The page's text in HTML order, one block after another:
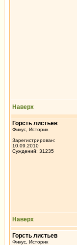
Наверх
Горсть листьев
Фикус, Историк
Зарегистрирован:
10.09.2010
Суждений: 31235
Наверх
Горсть листьев
Фикус, Историк